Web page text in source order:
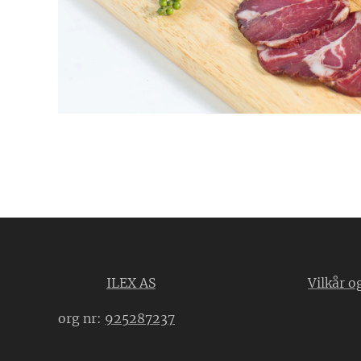
ILEX AS
org nr: 925287237
Vilkår